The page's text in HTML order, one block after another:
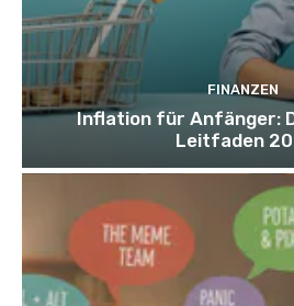
FINANZEN
Inflation für Anfänger:
Leitfaden